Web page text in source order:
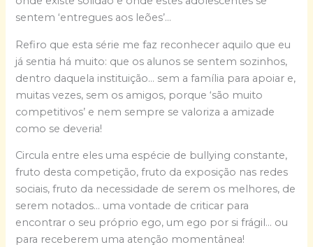
sentem ‘entregues aos leões’…
Refiro que esta série me faz reconhecer aquilo que eu
já sentia há muito: que os alunos se sentem sozinhos,
dentro daquela instituição… sem a família para apoiar e,
muitas vezes, sem os amigos, porque ‘são muito
competitivos’ e nem sempre se valoriza a amizade
como se deveria!
Circula entre eles uma espécie de bullying constante,
fruto desta competição, fruto da exposição nas redes
sociais, fruto da necessidade de serem os melhores, de
serem notados… uma vontade de criticar para
encontrar o seu próprio ego, um ego por si frágil… ou
para receberem uma atenção momentânea!